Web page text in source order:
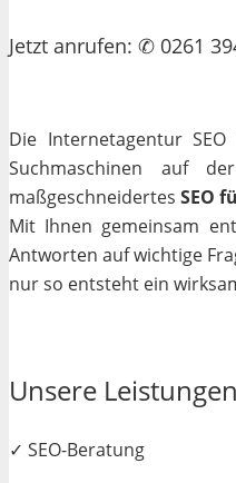
Jetzt anrufen: ✆ 0261
Die Internetagentur
Suchmaschinen auf
maßgeschneidertes SEO
Mit Ihnen gemeinsam
Antworten auf wichtige
nur so entsteht ein
Unsere
✓ SEO-Beratung